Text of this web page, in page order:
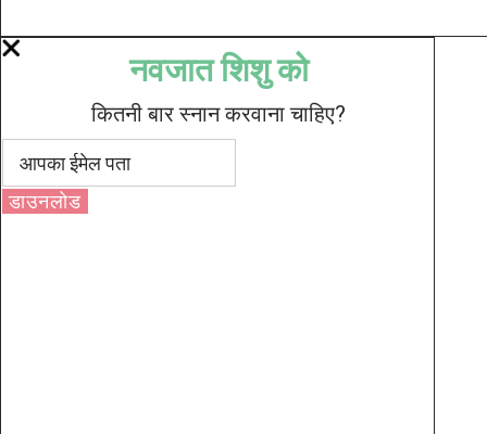
नवजात शिशु को
कितनी बार स्नान करवाना चाहिए?
डाउनलोड